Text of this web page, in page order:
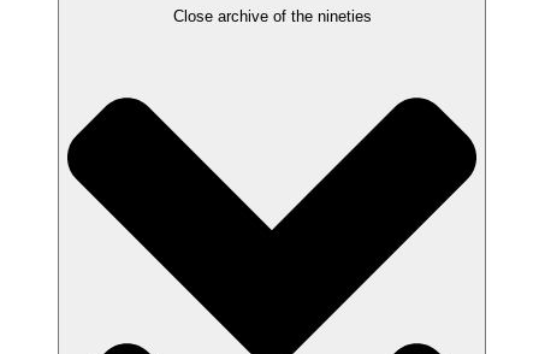
Close archive of the nineties